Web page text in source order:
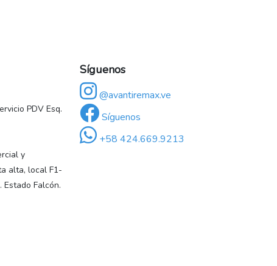
PDV Esq.
y
alta, local F1-
Estado Falcón.
Síguenos
@avantiremax.ve
Síguenos
+58 424.669.9213